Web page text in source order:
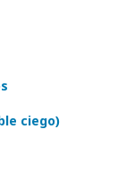
ciego)